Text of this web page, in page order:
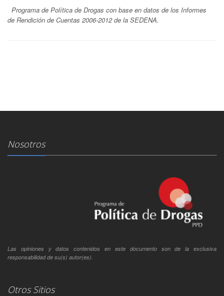
Programa de Política de Drogas con base en datos de los Informes
de Rendición de Cuentas 2006-2012 de la SEDENA.
Nosotros
Las opiniones y datos contenidos en este documento son de la exclusiva
responsabilidad de su(s) autor(es).
Otros Sitios